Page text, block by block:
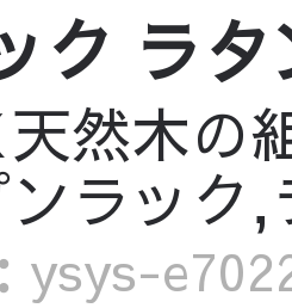
ク ラ
然木の
ラック
ysys-